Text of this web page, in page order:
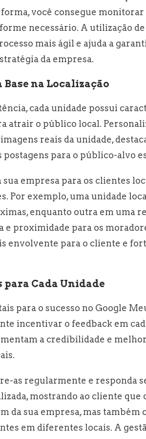
você consegue
necessário. A utilização
mais ágil e ajuda a
da empresa.
na Localização
cada unidade possui
atrair o público local.
reais da unidade,
para o público-alvo
empresa para os clientes
Por exemplo, uma unidade
enquanto outra em uma
proximidade para os
envolvente para o cliente e
Cada Unidade
para o sucesso no Google
incentivar o feedback em
a credibilidade e
as regularmente e responda
mostrando ao cliente que
da sua empresa, mas
em diferentes locais. A